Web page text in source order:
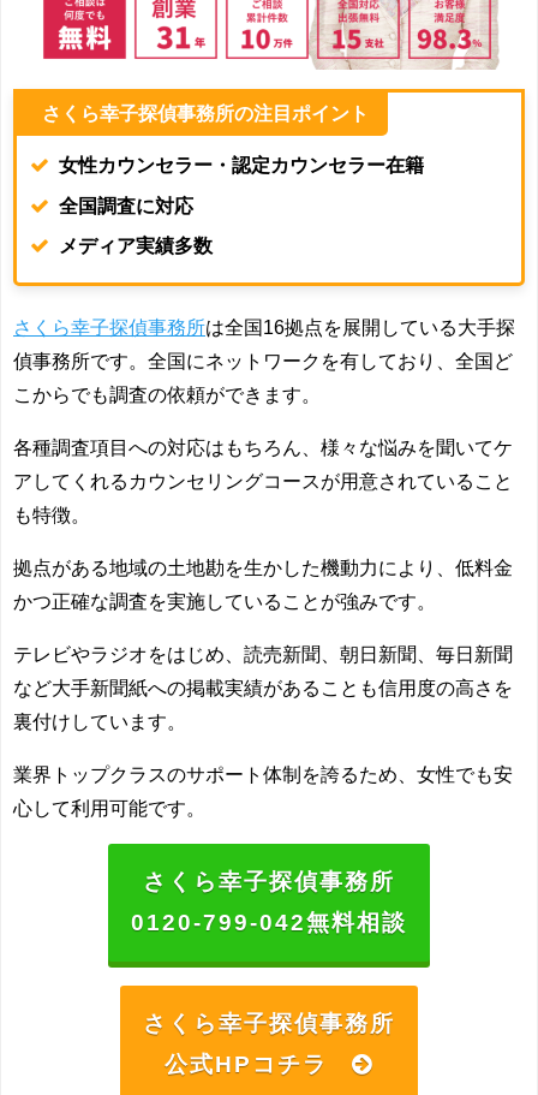
さくら幸子探偵事務所の注目ポイント
女性カウンセラー・認定カウンセラー在籍
全国調査に対応
メディア実績多数
さくら幸子探偵事務所は全国16拠点を展開している大手探
偵事務所です。全国にネットワークを有しており、全国ど
こからでも調査の依頼ができます。
各種調査項目への対応はもちろん、様々な悩みを聞いてケ
アしてくれるカウンセリングコースが用意されていること
も特徴。
拠点がある地域の土地勘を生かした機動力により、低料金
かつ正確な調査を実施していることが強みです。
テレビやラジオをはじめ、読売新聞、朝日新聞、毎日新聞
など大手新聞紙への掲載実績があることも信用度の高さを
裏付けしています。
業界トップクラスのサポート体制を誇るため、女性でも安
心して利用可能です。
さくら幸子探偵事務所
0120-799-042無料相談
さくら幸子探偵事務所
公式HPコチラ